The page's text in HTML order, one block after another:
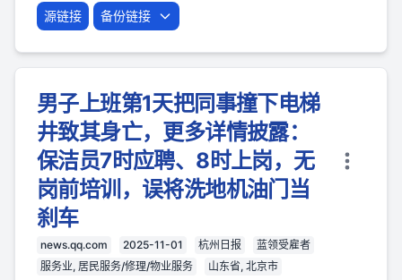
源链接 备份链接
男子上班第1天把同事撞下电梯
井致其身亡，更多详情披露：
保洁员7时应聘、8时上岗，无
岗前培训，误将洗地机油门当
刹车
news.qq.com 2025-11-01 杭州日报
蓝领受雇者
服务业, 居民服务/修理/物业服务
山东省, 北京市